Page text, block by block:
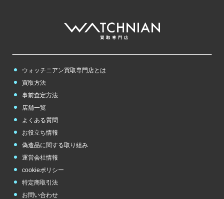
ウォッチニアン買取専門店とは
買取方法
事前査定方法
店舗一覧
よくある質問
お役立ち情報
偽造品に関する取り組み
運営会社情報
cookieポリシー
特定商取引法
お問い合わせ